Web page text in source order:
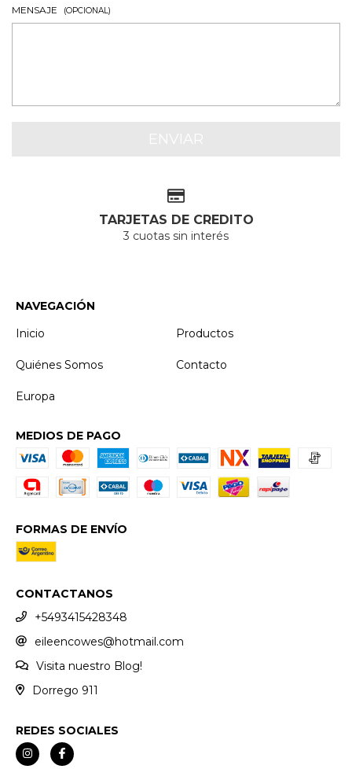
MENSAJE (OPCIONAL)
TARJETAS DE CREDITO
3 cuotas sin interés
NAVEGACIÓN
Inicio
Productos
Quiénes Somos Contacto
Europa
MEDIOS DE PAGO
FORMAS DE ENVÍO
CONTACTANOS
+5493415428348
eileencowes@hotmail.com
Visita nuestro Blog!
Dorrego 911
REDES SOCIALES